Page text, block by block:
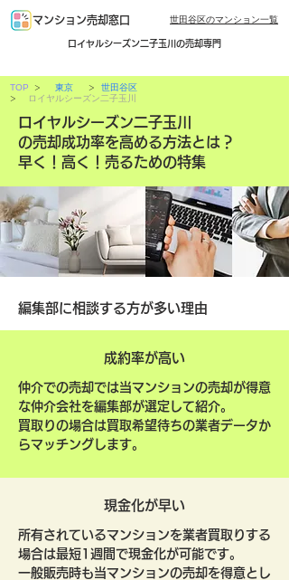
マンション売却窓口 世田谷区のマンション一覧
ロイヤルシーズン二子玉川の売却専門
TOP > 東京
>
>
ロイヤルシーズン二子玉川
世田谷区
ロイヤルシーズン二子玉川
の売却成功率を高める方法とは？
早く！高く！売るための特集
編集部に相談する方が多い理由
成約率が高い
仲介での売却では当マンションの売却が得意
な仲介会社を編集部が選定して紹介。
買取りの場合は買取希望待ちの業者データか
らマッチングします。
現金化が早い
所有されているマンションを業者買取りする
場合は最短1週間で現金化が可能です。
一般販売時も当マンションの売却を得意とし